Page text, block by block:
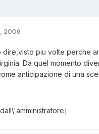
2006
piu volte perche
Da quel momento
anticipazione di una